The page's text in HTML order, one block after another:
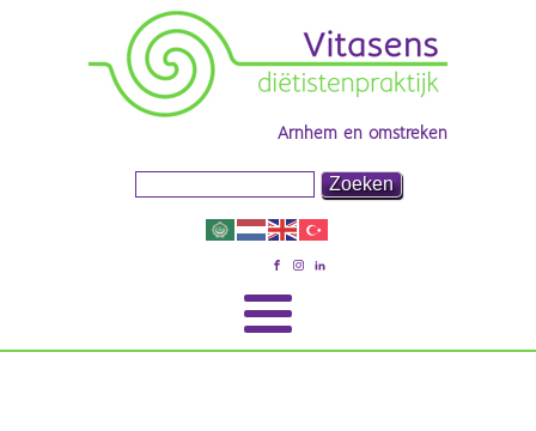
Arnhem en omstreken